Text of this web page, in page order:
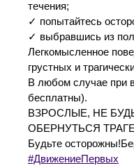
течения;
✓ попытайтесь
✓ выбравшись из
Легкомысленное
грустных и
В любом случае при
бесплатны).
ВЗРОСЛЫЕ, НЕ
ОБЕРНУТЬСЯ
Будьте
#ДвижениеПервых